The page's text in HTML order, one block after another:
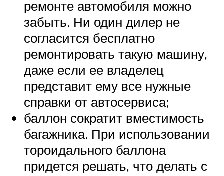
ремонте автомобиля можно
забыть. Ни один дилер не
согласится бесплатно
ремонтировать такую машину,
даже если ее владелец
представит ему все нужные
справки от автосервиса;
баллон сократит вместимость
багажника. При использовании
тороидального баллона
придется решать, что делать с